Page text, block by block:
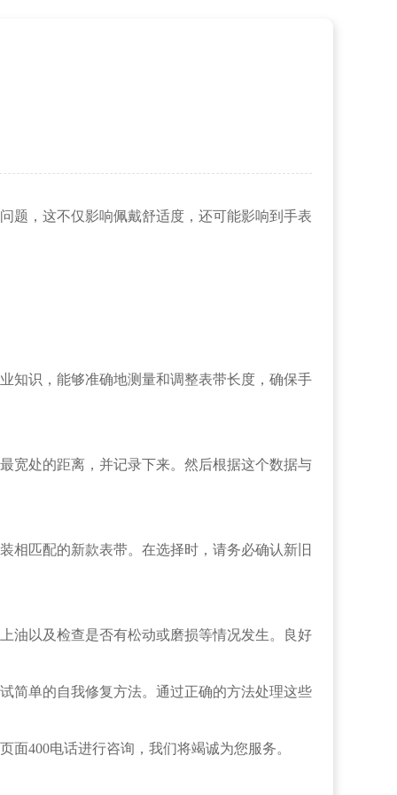
，这不仅影响佩戴舒适度，还可能影响到手表
识，能够准确地测量和调整表带长度，确保手
处的距离，并记录下来。然后根据这个数据与
匹配的新款表带。在选择时，请务必确认新旧
以及检查是否有松动或磨损等情况发生。良好
单的自我修复方法。通过正确的方法处理这些
400电话进行咨询，我们将竭诚为您服务。